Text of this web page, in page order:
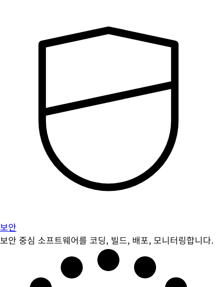
보안
보안 중심 소프트웨어를 코딩, 빌드, 배포, 모니터링합니다.